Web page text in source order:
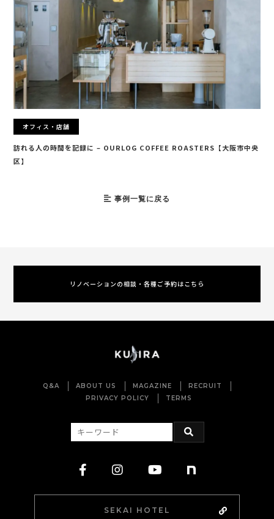
オフィス・店舗
訪れる人の時間を記録に – OURLOG COFFEE ROASTERS【大阪市中央
区】
事例一覧に戻る
リノベーションの相談・各種ご予約はこちら
Q&A ABOUT US MAGAZINE
RECRUIT
PRIVACY POLICY
TERMS
SEKAI HOTEL